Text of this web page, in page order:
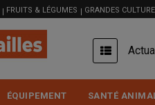
FRUITS & LÉGUMES GRANDES
USER
ACCOUNT
MENU
ÉQUIPEMENT SANTÉ